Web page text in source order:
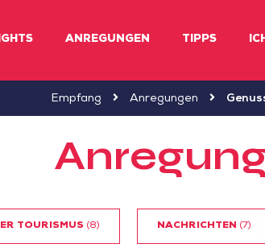
ANREGUNGEN TIPPS
Empfang Anregungen
TOURISMUS (8) NACHRICHTEN (7)